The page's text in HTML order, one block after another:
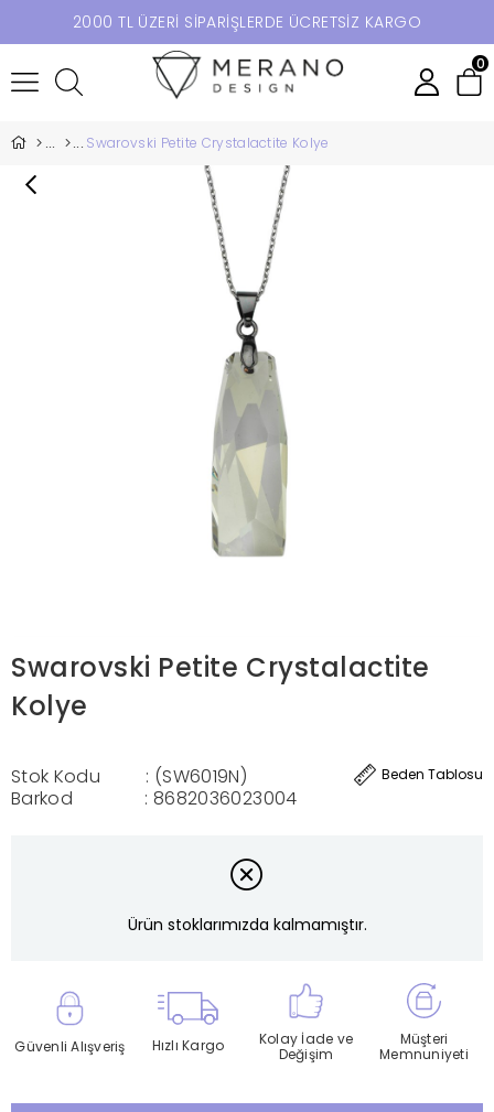
2000 TL ÜZERİ SİPARİŞLERDE ÜCRETSİZ KARGO
0
Swarovski Petite Crystalactite Kolye
Swarovski Petite Crystalactite
Kolye
Beden Tablosu
Stok Kodu
(SW6019N)
Barkod
: 8682036023004
Ürün stoklarımızda kalmamıştır.
Güvenli Alışveriş Hızlı Kargo
Kolay İade ve
Değişim
Müşteri
Memnuniyeti